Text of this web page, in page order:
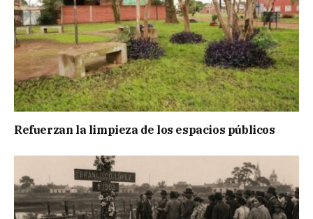
Refuerzan la limpieza de los espacios públicos